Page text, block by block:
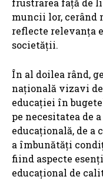
frustrarea față de
muncii lor, cerând
reflecte relevanța
societății.
În al doilea rând,
națională vizavi
educației în
pe necesitatea de
educațională, de a
a îmbunătăți
fiind aspecte
educațional de